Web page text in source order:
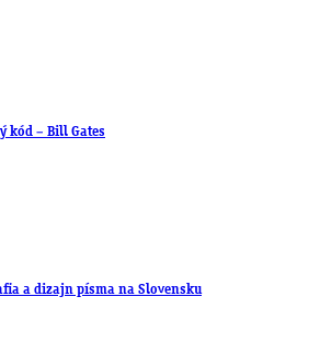
kód – Bill Gates
a dizajn písma na Slovensku